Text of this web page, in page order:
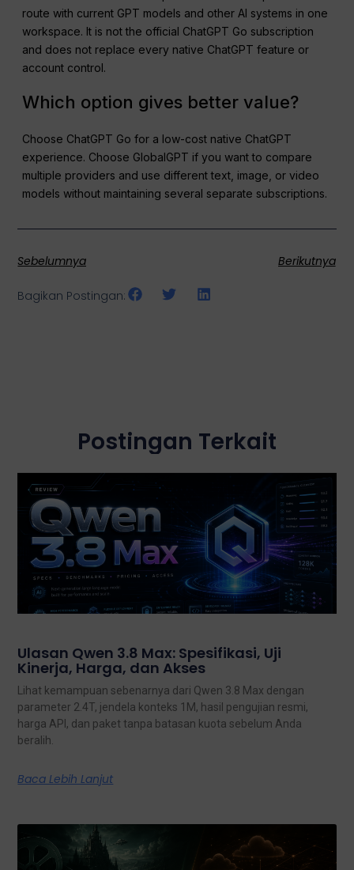
route with current GPT models and other AI systems in one
workspace. It is not the official ChatGPT Go subscription
and does not replace every native ChatGPT feature or
account control.
Which option gives better value?
Choose ChatGPT Go for a low-cost native ChatGPT
experience. Choose GlobalGPT if you want to compare
multiple providers and use different text, image, or video
models without maintaining several separate subscriptions.
Sebelumnya Berikutnya
Bagikan Postingan:
Postingan Terkait
Ulasan Qwen 3.8 Max: Spesifikasi, Uji
Kinerja, Harga, dan Akses
Lihat kemampuan sebenarnya dari Qwen 3.8 Max dengan
parameter 2.4T, jendela konteks 1M, hasil pengujian resmi,
harga API, dan paket tanpa batasan kuota sebelum Anda
beralih.
Baca Lebih Lanjut